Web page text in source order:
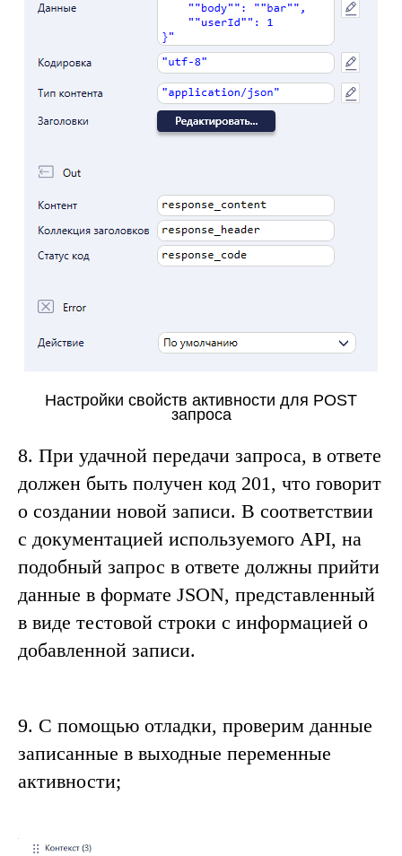
Настройки свойств активности для POST
запроса
8. При удачной передачи запроса, в ответе
должен быть получен код 201, что говорит
о создании новой записи. В соответствии
с документацией используемого API, на
подобный запрос в ответе должны прийти
данные в формате JSON, представленный
в виде тестовой строки с информацией о
добавленной записи.
9. С помощью отладки, проверим данные
записанные в выходные переменные
активности;